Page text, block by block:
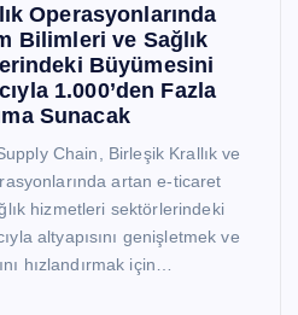
Operasyonlarında
Bilimleri ve Sağlık
Büyümesini
1.000’den Fazla
Sunacak
Chain, Birleşik Krallık ve
artan e-ticaret
hizmetleri sektörlerindeki
altyapısını genişletmek ve
hızlandırmak için…